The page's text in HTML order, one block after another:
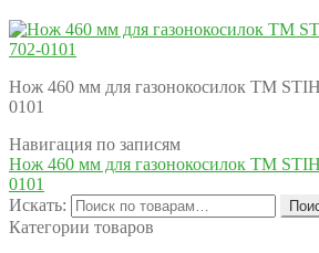
Нож 460 мм для газонокосилок ТМ
0101
Навигация по записям
Нож 460 мм для газонокосилок ТМ
0101
Искать:
Категории товаров